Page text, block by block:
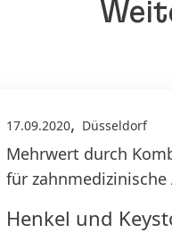
17.09.2020, Düsseldorf
Mehrwert durch
für
Henkel und